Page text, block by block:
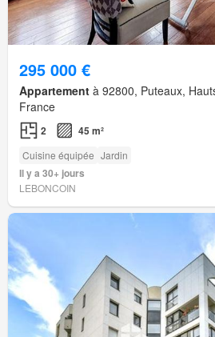
295 000 €
Appartement à 92800, Puteaux,
France
2 45 m²
Cuisine équipée Jardin
Il y a 30+ jours
LEBONCOIN